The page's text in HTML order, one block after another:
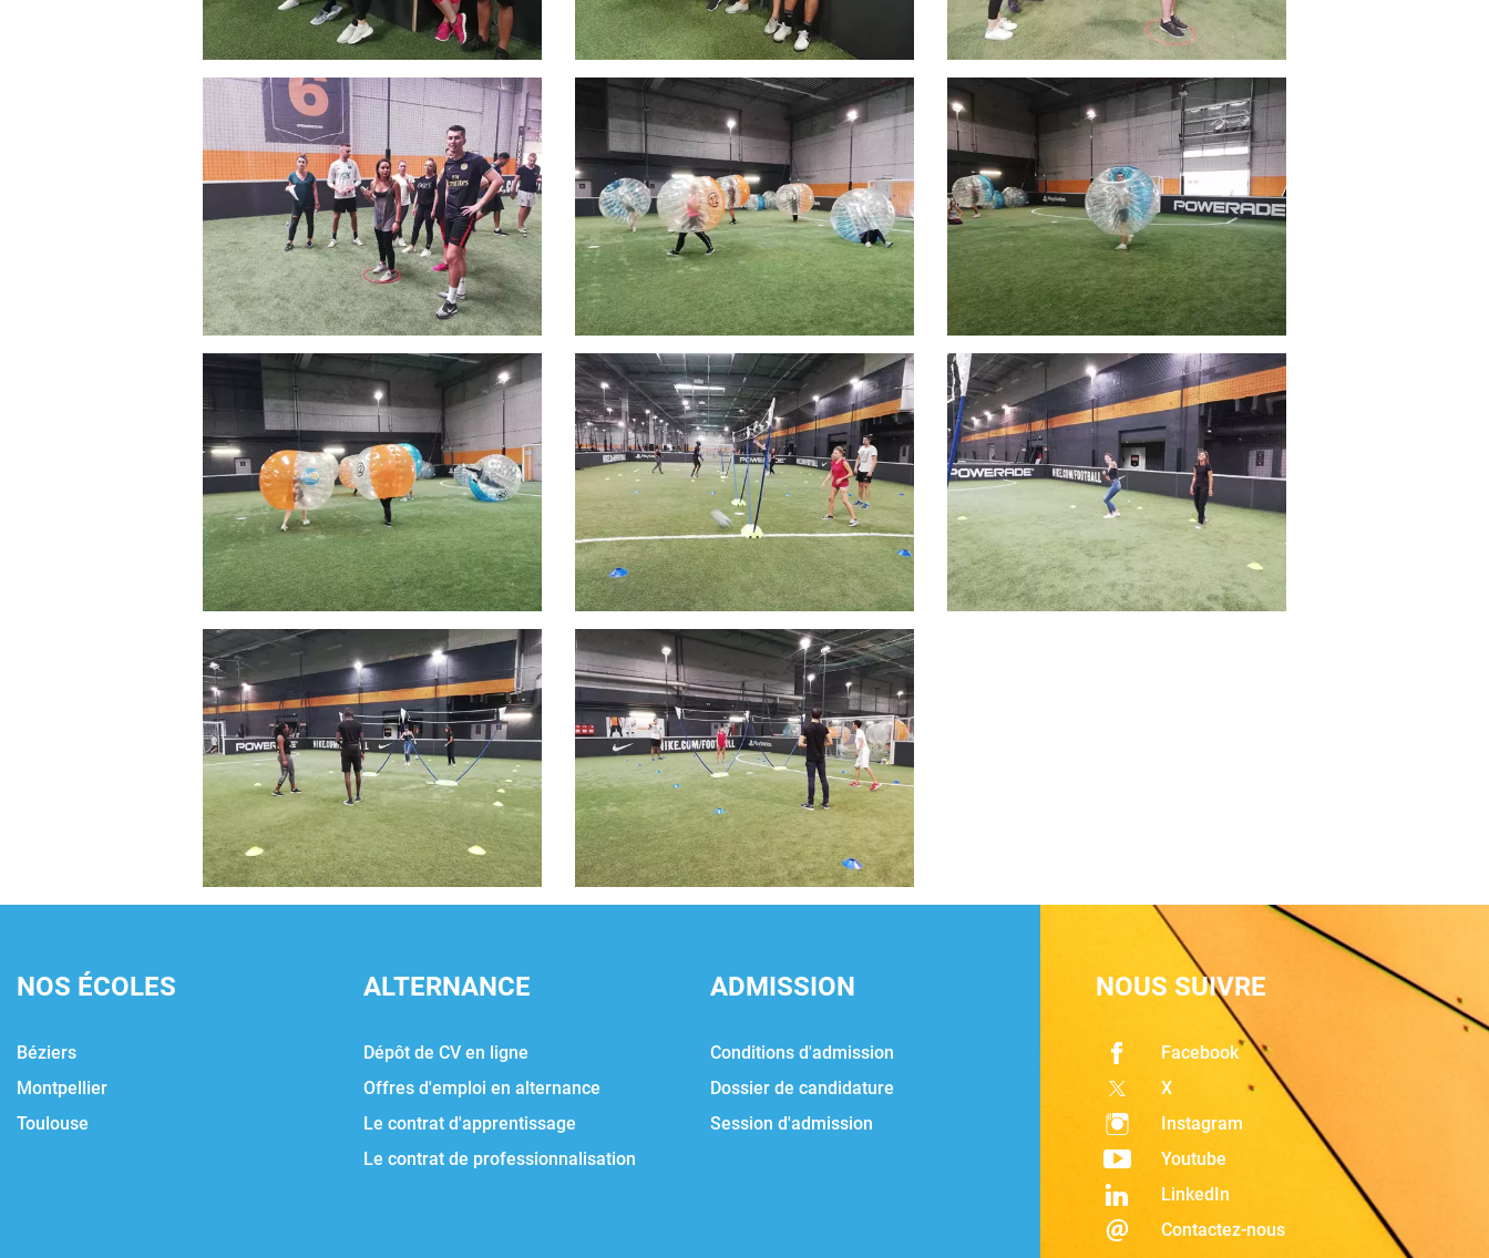
NOS ÉCOLES
Béziers
Montpellier
Toulouse
ALTERNANCE
Dépôt de CV en ligne
Offres d'emploi en alternance
Le contrat d'apprentissage
Le contrat de professionnalisation
ADMISSION
Conditions d'admission
Dossier de candidature
Session d'admission
NOUS SUIVRE
Facebook
X
Instagram
Youtube
LinkedIn
Contactez-nous